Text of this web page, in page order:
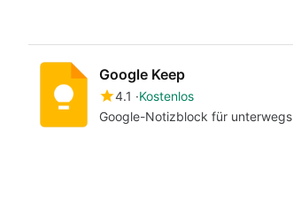
Google Keep
4.1
Kostenlos
Google-Notizblock für unterwegs